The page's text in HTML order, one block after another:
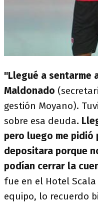
"Llegué a sentarme
Maldonado
gestión Moyano).
sobre esa deuda.
pero luego me
depositara porque
podían cerrar la
fue en el Hotel
equipo, lo recuerdo